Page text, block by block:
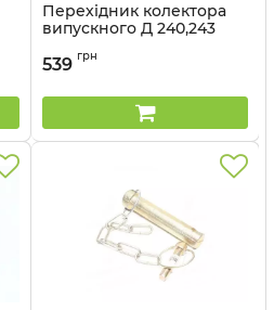
Перехідник колектора
випускного Д 240,243
Артикул:
539 грн